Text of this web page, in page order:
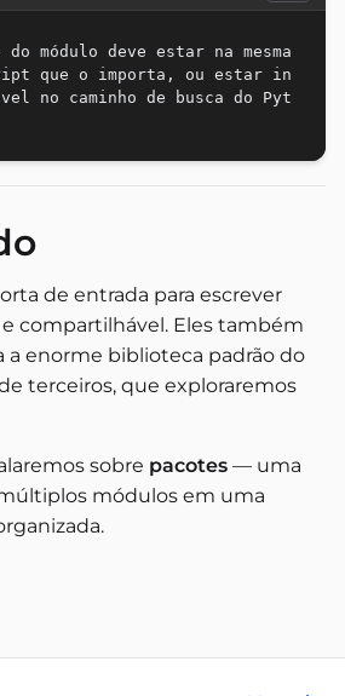
módulo deve estar na mesma
que o importa, ou estar in
no caminho de busca do Pyt
de entrada para escrever
compartilhável. Eles também
a enorme biblioteca padrão do
terceiros, que exploraremos
sobre pacotes — uma
módulos em uma